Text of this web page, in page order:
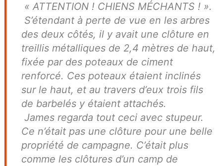
« ATTENTION ! CHIENS MÉCHANTS ! ».
S’étendant à perte de vue en les arbres
des deux côtés, il y avait une clôture en
treillis métalliques de 2,4 mètres de haut,
fixée par des poteaux de ciment
renforcé. Ces poteaux étaient inclinés
sur le haut, et au travers d’eux trois fils
de barbelés y étaient attachés.
James regarda tout ceci avec stupeur.
Ce n’était pas une clôture pour une belle
propriété de campagne. C’était plus
comme les clôtures d’un camp de